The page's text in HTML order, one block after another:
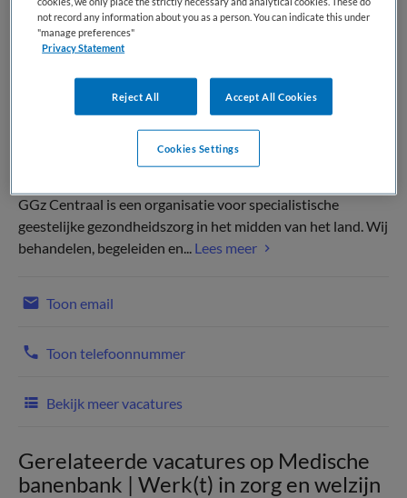
vergelijkbare vacatures die voor u wellicht interessant zijn.
GGz Centraal is een organisatie voor specialistische
geestelijke gezondheidszorg in het midden van het land. Wij
behandelen, begeleiden en... Lees meer
Toon email
Toon telefoonnummer
Bekijk meer vacatures
Gerelateerde vacatures op Medische
banenbank | Werk(t) in zorg en welzijn
not record any information about you as a person. You can indicate this under
"manage preferences"
Privacy Statement
Reject All Accept All Cookies
Cookies Settings